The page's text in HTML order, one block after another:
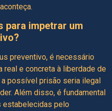
para impetrar um
preventivo, é necessário
real e concreta à liberdade de
possível prisão seria ilegal
Além disso, é fundamental
estabelecidas pelo